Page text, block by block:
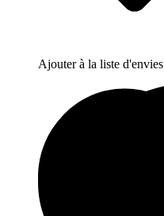
Ajouter à la liste d'envies